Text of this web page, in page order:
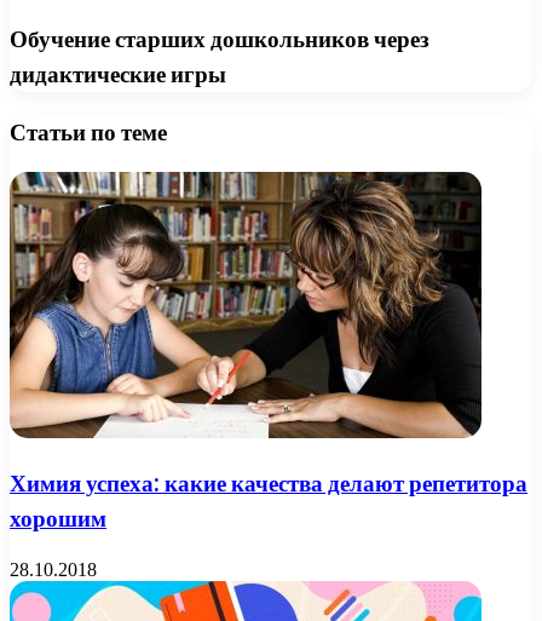
Обучение старших дошкольников через
дидактические игры
Статьи по теме
Химия успеха: какие качества делают репетитора
хорошим
28.10.2018